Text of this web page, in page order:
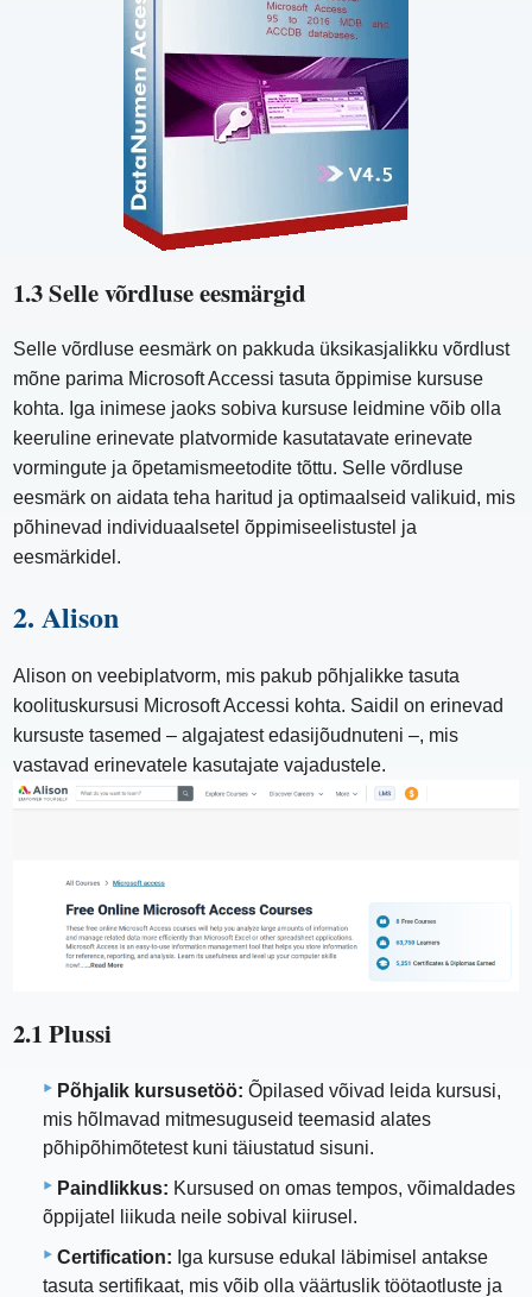
1.3 Selle võrdluse eesmärgid
Selle võrdluse eesmärk on pakkuda üksikasjalikku võrdlust
mõne parima Microsoft Accessi tasuta õppimise kursuse
kohta. Iga inimese jaoks sobiva kursuse leidmine võib olla
keeruline erinevate platvormide kasutatavate erinevate
vormingute ja õpetamismeetodite tõttu. Selle võrdluse
eesmärk on aidata teha haritud ja optimaalseid valikuid, mis
põhinevad individuaalsetel õppimiseelistustel ja
eesmärkidel.
2. Alison
Alison on veebiplatvorm, mis pakub põhjalikke tasuta
koolituskursusi Microsoft Accessi kohta. Saidil on erinevad
kursuste tasemed – algajatest edasijõudnuteni –, mis
vastavad erinevatele kasutajate vajadustele.
2.1 Plussi
Põhjalik kursusetöö: Õpilased võivad leida kursusi,
mis hõlmavad mitmesuguseid teemasid alates
põhipõhimõtetest kuni täiustatud sisuni.
Paindlikkus: Kursused on omas tempos, võimaldades
õppijatel liikuda neile sobival kiirusel.
Certification: Iga kursuse edukal läbimisel antakse
tasuta sertifikaat, mis võib olla väärtuslik töötaotluste ja